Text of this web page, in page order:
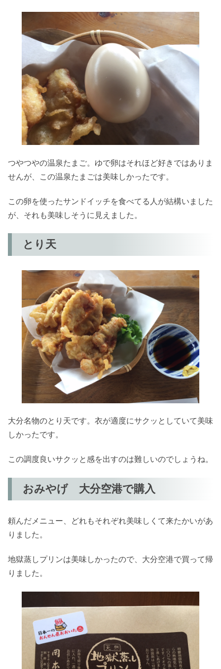
つやつやの温泉たまご。ゆで卵はそれほど好きではありま
せんが、この温泉たまごは美味しかったです。
この卵を使ったサンドイッチを食べてる人が結構いました
が、それも美味しそうに見えました。
とり天
大分名物のとり天です。衣が適度にサクッとしていて美味
しかったです。
この調度良いサクッと感を出すのは難しいのでしょうね。
おみやげ 大分空港で購入
頼んだメニュー、どれもそれぞれ美味しくて来たかいがあ
りました。
地獄蒸しプリンは美味しかったので、大分空港で買って帰
りました。